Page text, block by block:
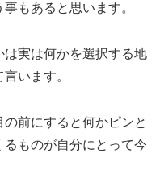
もあると思います。
は実は何かを選択する地
います。
前にすると何かピンと
るものが自分にとって今